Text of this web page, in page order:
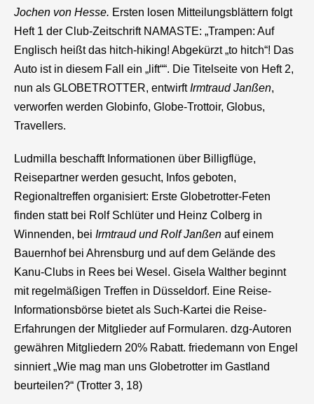
Jochen von Hesse. Ersten losen Mitteilungsblättern folgt
Heft 1 der Club-Zeitschrift NAMASTE: „Trampen: Auf
Englisch heißt das hitch-hiking! Abgekürzt „to hitch“! Das
Auto ist in diesem Fall ein „lift““. Die Titelseite von Heft 2,
nun als GLOBETROTTER, entwirft Irmtraud Janßen,
verworfen werden Globinfo, Globe-Trottoir, Globus,
Travellers.
Ludmilla beschafft Informationen über Billigflüge,
Reisepartner werden gesucht, Infos geboten,
Regionaltreffen organisiert: Erste Globetrotter-Feten
finden statt bei Rolf Schlüter und Heinz Colberg in
Winnenden, bei Irmtraud undRolf Janßen auf einem
Bauernhof bei Ahrensburg und auf dem Gelände des
Kanu-Clubs in Rees bei Wesel. Gisela Walther beginnt
mit regelmäßigen Treffen in Düsseldorf. Eine Reise-
Informationsbörse bietet als Such-Kartei die Reise-
Erfahrungen der Mitglieder auf Formularen. dzg-Autoren
gewähren Mitgliedern 20% Rabatt. friedemann von Engel
sinniert „Wie mag man uns Globetrotter im Gastland
beurteilen?“ (Trotter 3, 18)